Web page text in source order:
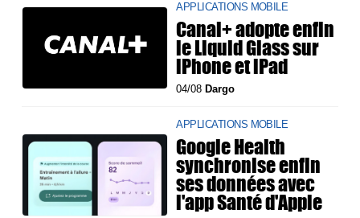
APPLICATIONS MOBILE
Canal+ adopte enfin
le Liquid Glass sur
iPhone et iPad
04/08 Dargo
APPLICATIONS MOBILE
Google Health
synchronise enfin
ses données avec
l'app Santé d'Apple